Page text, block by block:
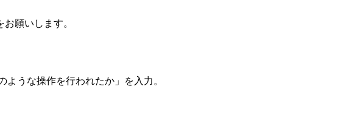
願いします。
うな操作を行われたか」を入力。